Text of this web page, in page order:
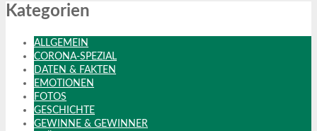
Kategorien
ALLGEMEIN
CORONA-SPEZIAL
DATEN & FAKTEN
EMOTIONEN
FOTOS
GESCHICHTE
GEWINNE & GEWINNER